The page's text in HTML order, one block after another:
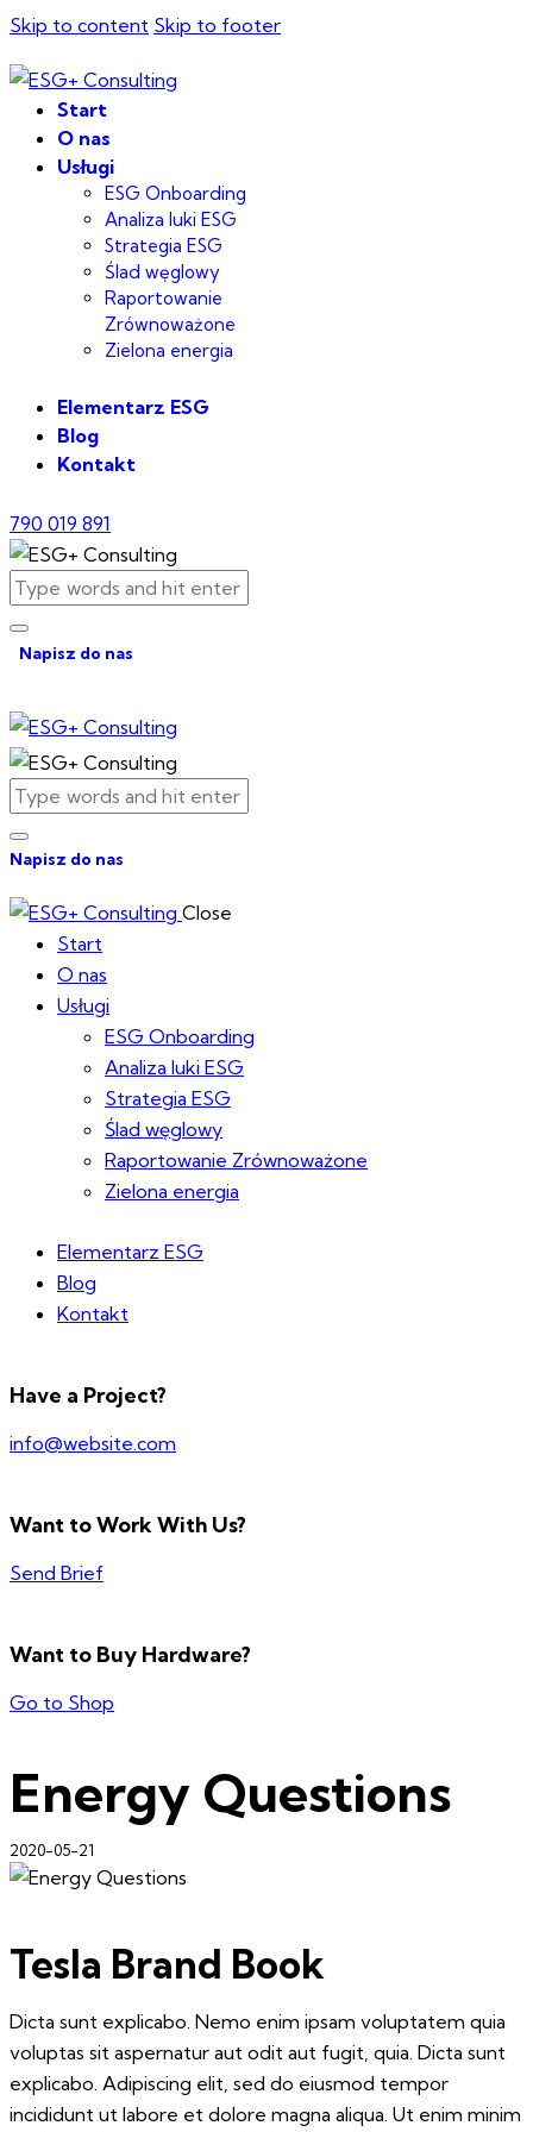
Skip to content Skip to footer
Start
O nas
Usługi
ESG Onboarding
Analiza luki ESG
Strategia ESG
Ślad węglowy
Raportowanie
Zrównoważone
Zielona energia
Elementarz ESG
Blog
Kontakt
790 019 891
Napisz do nas
Napisz do nas
Close
Start
O nas
Usługi
ESG Onboarding
Analiza luki ESG
Strategia ESG
Ślad węglowy
Raportowanie Zrównoważone
Zielona energia
Elementarz ESG
Blog
Kontakt
Have a Project?
info@website.com
Want to Work With Us?
Send Brief
Want to Buy Hardware?
Go to Shop
Energy Questions
2020-05-21
Tesla Brand Book
Dicta sunt explicabo. Nemo enim ipsam voluptatem quia
voluptas sit aspernatur aut odit aut fugit, quia. Dicta sunt
explicabo. Adipiscing elit, sed do eiusmod tempor
incididunt ut labore et dolore magna aliqua. Ut enim minim